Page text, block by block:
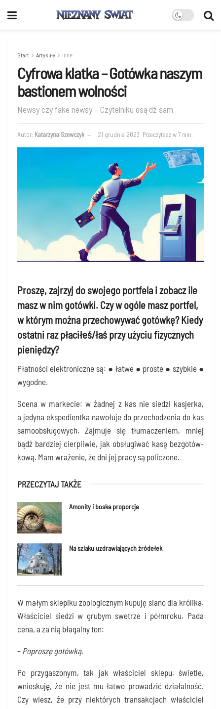
Start Artykuły Inne
Cyfrowa klatka – Gotówka naszym
bastionem wolności
Newsy czy fake newsy – Czytelniku osądź sam
Autor: Katarzyna Szewczyk 21 grudnia 2023 Przeczytasz w 7 min.
Proszę, zajrzyj do swojego portfela i zobacz ile
masz w nim gotówki. Czy w ogóle masz portfel,
w którym można przechowywać gotówkę? Kiedy
ostatni raz płaciłeś/łaś przy użyciu fizycznych
pieniędzy?
Płat­no­ści elek­tro­nicz­ne są: ● łatwe ● pro­ste ● szyb­kie ●
wygodne.
Sce­na w mar­ke­cie: w żad­nej z kas nie sie­dzi kasjer­ka,
a jedy­na eks­pe­dient­ka nawo­łu­je do prze­cho­dze­nia do kas
samo­ob­słu­go­wych. Zaj­mu­je się tłu­ma­cze­niem, mniej
bądź bar­dziej cier­pli­wie, jak obsłu­gi­wać kasę bez­go­tów­
ko­wą. Mam wra­że­nie, że dni jej pra­cy są policzone.
PRZECZYTAJ TAKŻE
Amonity i boska proporcja
Na szlaku uzdrawiających źródełek
W małym skle­pi­ku zoo­lo­gicz­nym kupu­ję sia­no dla kró­li­ka.
Wła­ści­ciel sie­dzi w gru­bym swe­trze i pół­mro­ku. Pada
cena, a za nią bła­gal­ny ton:
– Popro­szę gotów­ką.
Po przy­ga­szo­nym, tak jak wła­ści­ciel skle­pu, świe­tle,
wnio­sku­ję, że nie jest mu łatwo pro­wa­dzić dzia­łal­ność.
Czy wiesz, że przy nie­któ­rych trans­ak­cjach wła­ści­ciel